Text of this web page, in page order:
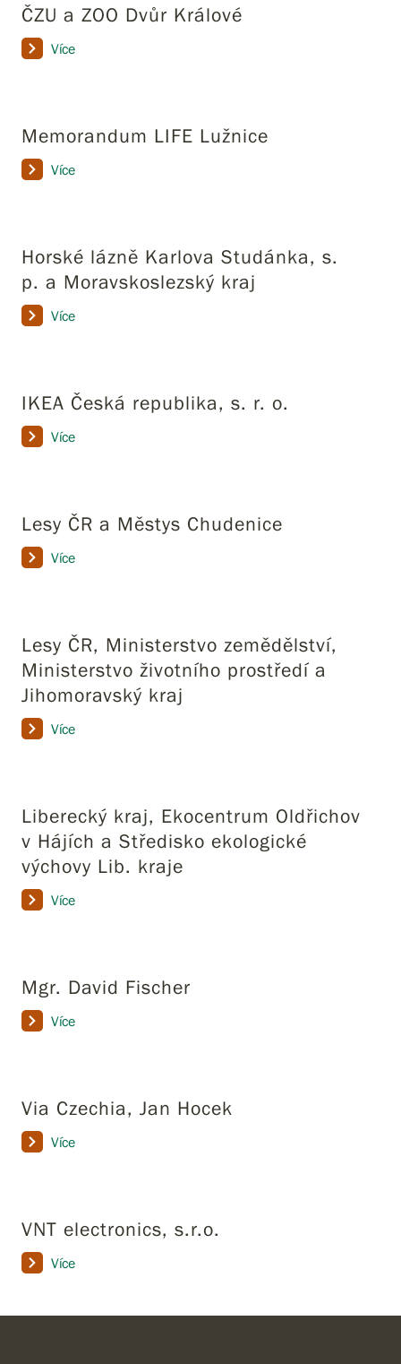
ČZU a ZOO Dvůr Králové
Více
Memorandum LIFE Lužnice
Více
Horské lázně Karlova Studánka, s.
p. a Moravskoslezský kraj
Více
IKEA Česká republika, s. r. o.
Více
Lesy ČR a Městys Chudenice
Více
Lesy ČR, Ministerstvo zemědělství,
Ministerstvo životního prostředí a
Jihomoravský kraj
Více
Liberecký kraj, Ekocentrum Oldřichov
v Hájích a Středisko ekologické
výchovy Lib. kraje
Více
Mgr. David Fischer
Více
Via Czechia, Jan Hocek
Více
VNT electronics, s.r.o.
Více